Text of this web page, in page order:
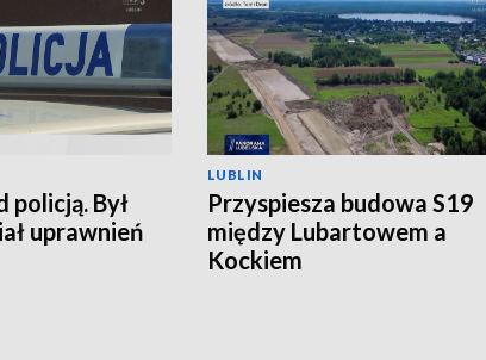
policją. Był
uprawnień
LUBLIN
Przyspiesza budowa S19
między Lubartowem a
Kockiem